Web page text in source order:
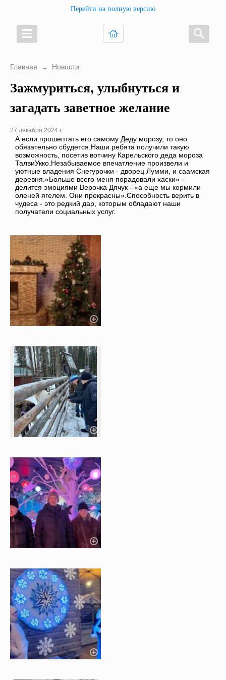
Перейти на полную версию
Главная → Новости
Зажмуриться, улыбнуться и
загадать заветное желание
27 декабря 2024 г.
А если прошептать его самому Деду морозу, то оно
обязательно сбудется.Наши ребята получили такую
возможность, посетив вотчину Карельского деда мороза
ТалвиУкко.Незабываемое впечатление произвели и
уютные владения Снегурочки - дворец Лумми, и саамская
деревня.«Больше всего меня порадовали хаски» -
делится эмоциями Верочка Дячук - «а еще мы кормили
оленей ягелем. Они прекрасны».Способность верить в
чудеса - это редкий дар, которым обладают наши
получатели социальных услуг.